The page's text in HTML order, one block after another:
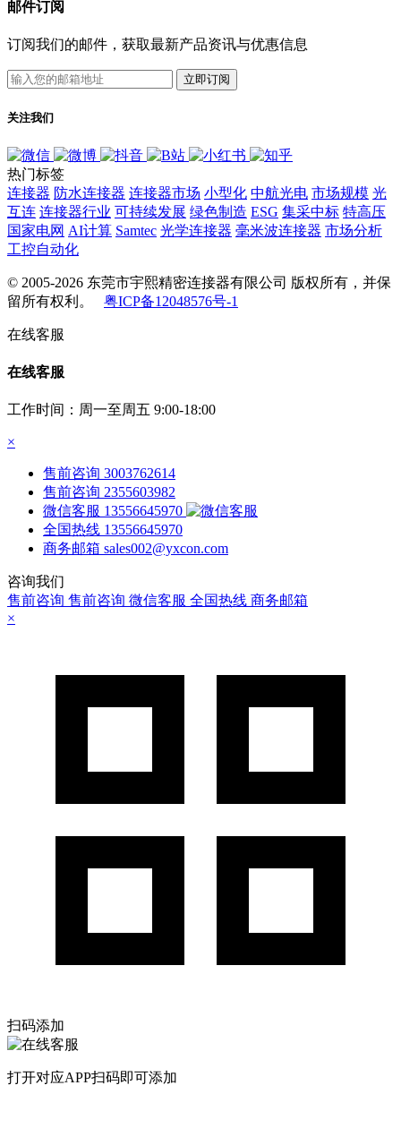
邮件订阅
订阅我们的邮件，获取最新产品资讯与优惠信息
立即订阅
关注我们
热门标签
连接器 防水连接器 连接器市场 小型化 中航光电 市场规模 光
互连 连接器行业 可持续发展 绿色制造 ESG 集采中标 特高压
国家电网 AI计算 Samtec 光学连接器 毫米波连接器 市场分析
工控自动化
© 2005-2026 东莞市宇熙精密连接器有限公司 版权所有，并保
留所有权利。 粤ICP备12048576号-1
在线客服
在线客服
工作时间：周一至周五 9:00-18:00
×
售前咨询 3003762614
售前咨询 2355603982
微信客服 13556645970
全国热线 13556645970
商务邮箱 sales002@yxcon.com
咨询我们
售前咨询 售前咨询 微信客服 全国热线 商务邮箱
×
扫码添加
打开对应APP扫码即可添加